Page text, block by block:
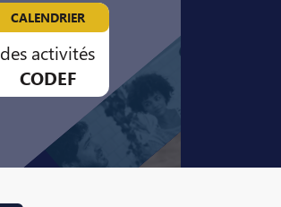
CALENDRIER
des activités
CODEF